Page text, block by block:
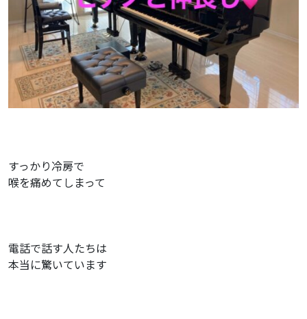
すっかり冷房で
喉を痛めてしまって
電話で話す人たちは
本当に驚いています